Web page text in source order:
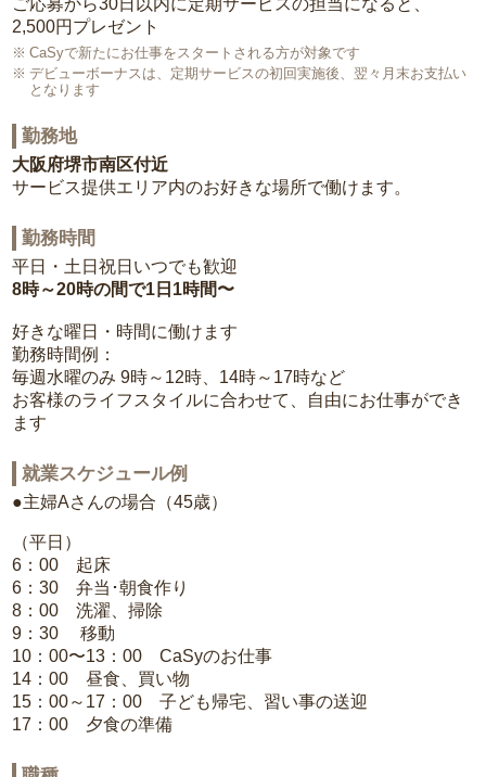
ご応募から30日以内に定期サービスの担当になると、
2,500円プレゼント
CaSyで新たにお仕事をスタートされる方が対象です
デビューボーナスは、定期サービスの初回実施後、翌々月末お支払い
となります
勤務地
大阪府堺市南区付近
サービス提供エリア内のお好きな場所で働けます。
勤務時間
平日・土日祝日いつでも歓迎
8時～20時の間で1日1時間〜
好きな曜日・時間に働けます
勤務時間例：
毎週水曜のみ 9時～12時、14時～17時など
お客様のライフスタイルに合わせて、自由にお仕事ができ
ます
就業スケジュール例
●主婦Aさんの場合（45歳）
（平日）
6：00 起床
6：30 弁当･朝食作り
8：00 洗濯、掃除
9：30 移動
10：00〜13：00 CaSyのお仕事
14：00 昼食、買い物
15：00～17：00 子ども帰宅、習い事の送迎
17：00 夕食の準備